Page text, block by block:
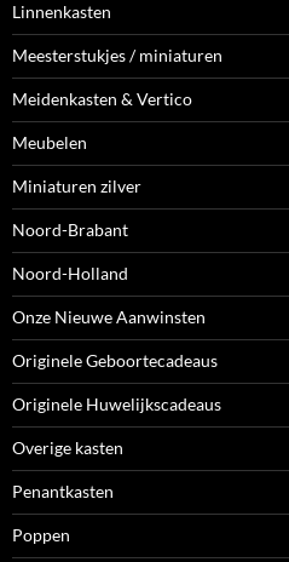
Linnenkasten
Meesterstukjes / miniaturen
Meidenkasten & Vertico
Meubelen
Miniaturen zilver
Noord-Brabant
Noord-Holland
Onze Nieuwe Aanwinsten
Originele Geboortecadeaus
Originele Huwelijkscadeaus
Overige kasten
Penantkasten
Poppen